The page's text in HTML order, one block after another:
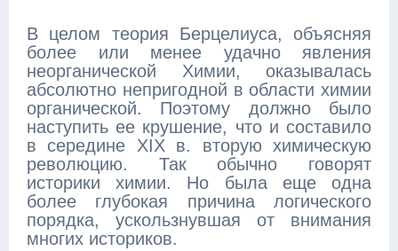
В целом теория Берцелиуса, объясняя
более или менее удачно явления
неорганической Химии, оказывалась
абсолютно непригодной в области химии
органической. Поэтому должно было
наступить ее крушение, что и составило
в середине XIX в. вторую химическую
революцию. Так обычно говорят
историки химии. Но была еще одна
более глубокая причина логического
порядка, ускользнувшая от внимания
многих историков.